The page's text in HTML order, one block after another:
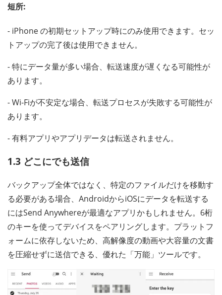
短所:
- iPhone の初期セットアップ時にのみ使用できます。セッ
トアップの完了後は使用できません。
- 特にデータ量が多い場合、転送速度が遅くなる可能性が
あります。
- Wi-Fiが不安定な場合、転送プロセスが失敗する可能性が
あります。
- 有料アプリやアプリデータは転送されません。
1.3 どこにでも送信
バックアップ全体ではなく、特定のファイルだけを移動す
る必要がある場合、AndroidからiOSにデータを転送する
にはSend Anywhereが最適なアプリかもしれません。6桁
のキーを使ってデバイスをペアリングします。プラットフ
ォームに依存しないため、高解像度の動画や大容量の文書
を圧縮せずに送信できる、優れた「万能」ツールです。